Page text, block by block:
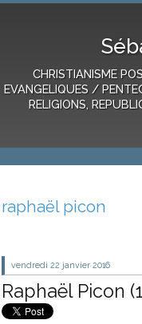
CHRISTIANISME
EVANGELIQUES /
RELIGIONS,
raphaël picon
vendredi 22 janvier 2016
Raphaël Picon